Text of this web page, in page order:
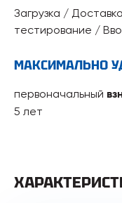
Загрузка /
тестирование /
МАКСИМАЛЬНО
первоначальный
5 лет